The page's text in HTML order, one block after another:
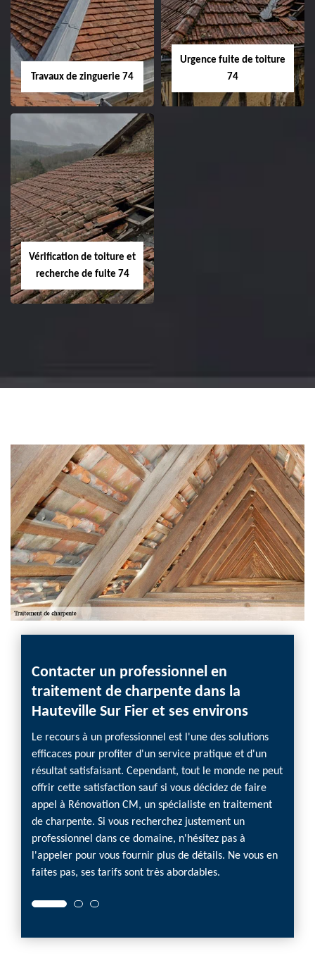
Travaux de zinguerie 74
Urgence fuite de toiture
74
Vérification de toiture et
recherche de fuite 74
Contacter un professionnel en
traitement de charpente dans la
Hauteville Sur Fier et ses environs
Le recours à un professionnel est l'une des solutions
efficaces pour profiter d'un service pratique et d'un
résultat satisfaisant. Cependant, tout le monde ne peut
offrir cette satisfaction sauf si vous décidez de faire
appel à Rénovation CM, un spécialiste en traitement
de charpente. Si vous recherchez justement un
professionnel dans ce domaine, n'hésitez pas à
l'appeler pour vous fournir plus de détails. Ne vous en
faites pas, ses tarifs sont très abordables.